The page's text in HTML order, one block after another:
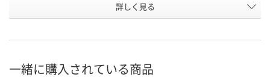
32
詳しく見る
一緒に購入されている商品